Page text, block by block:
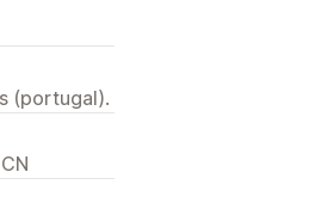
(portugal).